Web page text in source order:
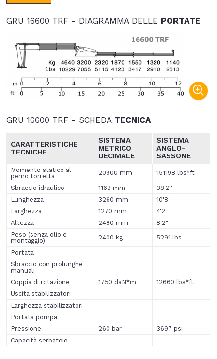
GRU 16600 TRF - DIAGRAMMA DELLE PORTATE
GRU 16600 TRF - SCHEDA TECNICA
CARATTERISTICHE
TECNICHE
SISTEMA
METRICO
DECIMALE
SISTEMA
ANGLO-
SASSONE
Momento statico al
perno torretta
20900 mm 151198 lbs*ft
Sbraccio idraulico 1163 mm
38'2''
Lunghezza
3260 mm
10'8"
Larghezza
1270 mm
4'2"
Altezza
2480 mm
8'2"
Peso (senza olio e
montaggio)
2400 kg 5291 lbs
Portata
Sbraccio con prolunghe
manuali
Coppia di rotazione
1750 daN*m
12660 lbs*ft
Uscita stabilizzatori
Larghezza stabilizzatori
Portata pompa
Pressione
260 bar
3697 psi
Capacità serbatoio